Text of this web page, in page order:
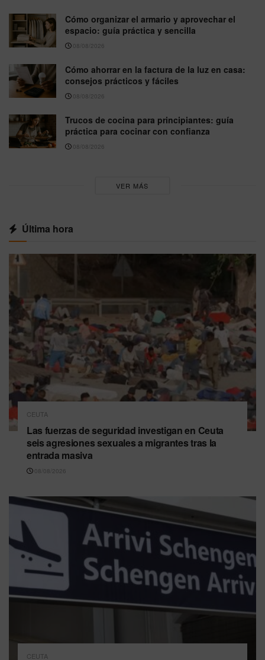
Cómo organizar el armario y aprovechar el
espacio: guía práctica y sencilla
08/08/2026
Cómo ahorrar en la factura de la luz en casa:
consejos prácticos y fáciles
08/08/2026
Trucos de cocina para principiantes: guía
práctica para cocinar con confianza
08/08/2026
VER MÁS
Última hora
CEUTA
Las fuerzas de seguridad investigan en Ceuta
seis agresiones sexuales a migrantes tras la
entrada masiva
08/08/2026
CEUTA